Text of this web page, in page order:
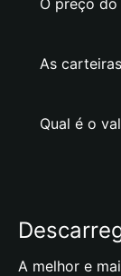
O preço do
As
Qual é o
A melhor e